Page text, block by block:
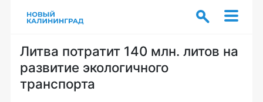
Литва потратит 140 млн. литов на
развитие экологичного
транспорта